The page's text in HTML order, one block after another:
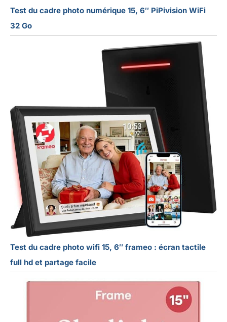
Test du cadre photo numérique 15, 6″ PiPivision WiFi
32 Go
Test du cadre photo wifi 15, 6″ frameo : écran tactile
full hd et partage facile